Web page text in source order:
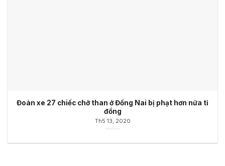
Đoàn xe 27 chiếc chở than ở Đồng Nai bị phạt hơn nửa tỉ
đồng
Th5 13, 2020